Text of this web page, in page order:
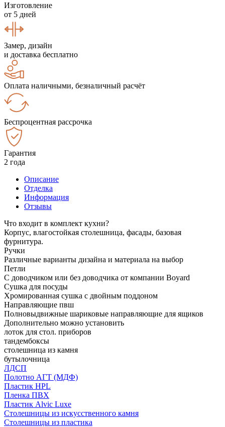
Изготовление
от 5 дней
Замер, дизайн
и доставка бесплатно
Оплата наличными, безналичный расчёт
Беспроцентная рассрочка
Гарантия
2 года
Описание
Отделка
Информация
Отзывы
Что входит в комплект кухни?
Корпус, влагостойкая столешница, фасады, базовая
фурнитура.
Ручки
Различные варианты дизайна и материала на выбор
Петли
С доводчиком или без доводчика от компании Boyard
Сушка для посуды
Хромированная сушка с двойным поддоном
Направляющие пвш
Полновыдвижные шариковые направляющие для ящиков
Дополнительно можно установить
лоток для стол. приборов
тандембоксы
столешница из камня
бутылочница
ЛДСП
Полотно АГТ (МДФ)
Пластик HPL
Пленка ПВХ
Пластик Alvic Luxe
Столешницы из искусственного камня
Столешницы из пластика